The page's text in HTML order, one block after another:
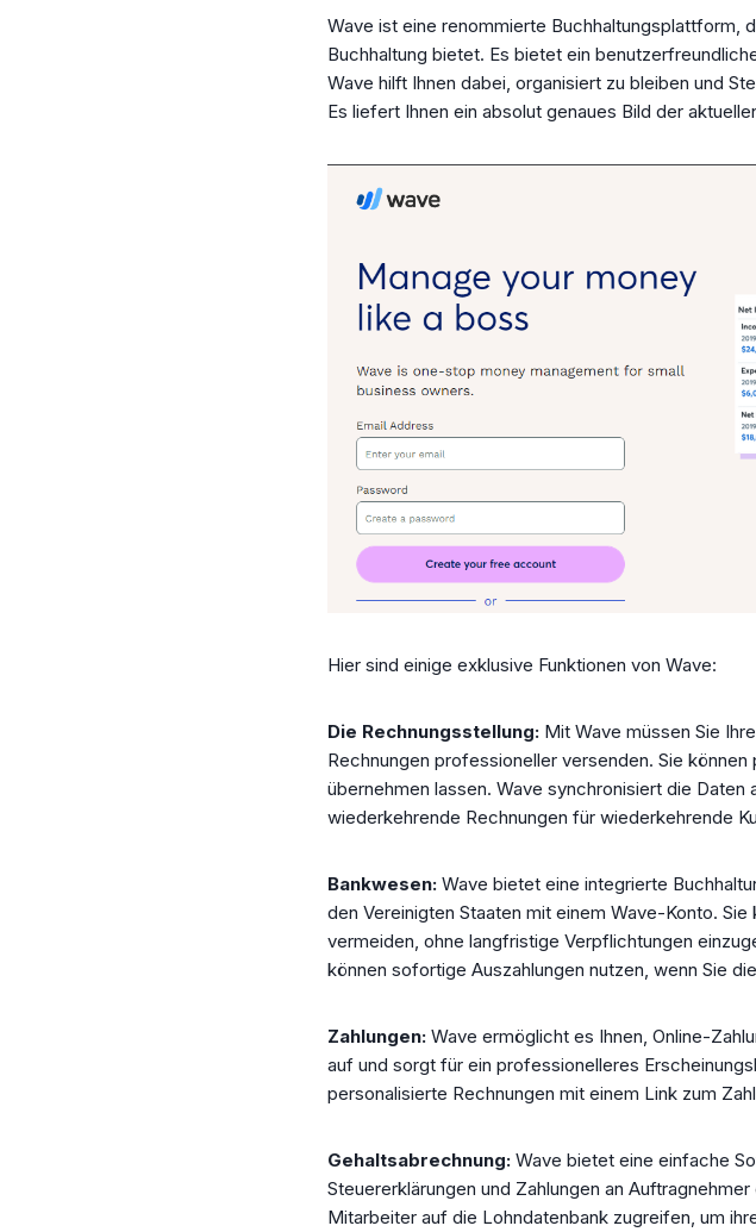
Wave ist eine renommierte Buchhaltungsplattform,
Buchhaltung bietet. Es bietet ein
Wave hilft Ihnen dabei, organisiert zu bleiben und
Es liefert Ihnen ein absolut genaues Bild der
Hier sind einige exklusive Funktionen von Wave:
Die Rechnungsstellung: Mit Wave müssen Sie
Rechnungen professioneller versenden. Sie
übernehmen lassen. Wave synchronisiert die
wiederkehrende Rechnungen für wiederkehrende
Bankwesen: Wave bietet eine integrierte
den Vereinigten Staaten mit einem Wave-Konto.
vermeiden, ohne langfristige Verpflichtungen
können sofortige Auszahlungen nutzen, wenn Sie
Zahlungen: Wave ermöglicht es Ihnen, Online-
auf und sorgt für ein professionelleres
personalisierte Rechnungen mit einem Link zum
Gehaltsabrechnung: Wave bietet eine einfache
Steuererklärungen und Zahlungen an
Mitarbeiter auf die Lohndatenbank zugreifen, um